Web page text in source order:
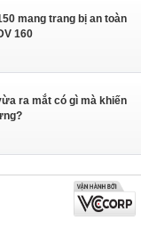
mang trang bị an toàn
160
ra mắt có gì mà khiến